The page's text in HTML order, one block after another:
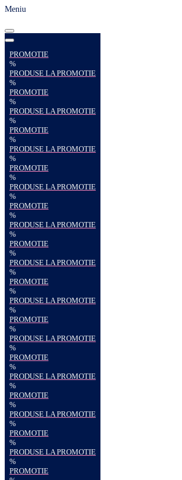
Meniu
PROMOTIE
%
PRODUSE LA PROMOTIE
%
PROMOTIE
%
PRODUSE LA PROMOTIE
%
PROMOTIE
%
PRODUSE LA PROMOTIE
%
PROMOTIE
%
PRODUSE LA PROMOTIE
%
PROMOTIE
%
PRODUSE LA PROMOTIE
%
PROMOTIE
%
PRODUSE LA PROMOTIE
%
PROMOTIE
%
PRODUSE LA PROMOTIE
%
PROMOTIE
%
PRODUSE LA PROMOTIE
%
PROMOTIE
%
PRODUSE LA PROMOTIE
%
PROMOTIE
%
PRODUSE LA PROMOTIE
%
PROMOTIE
%
PRODUSE LA PROMOTIE
%
PROMOTIE